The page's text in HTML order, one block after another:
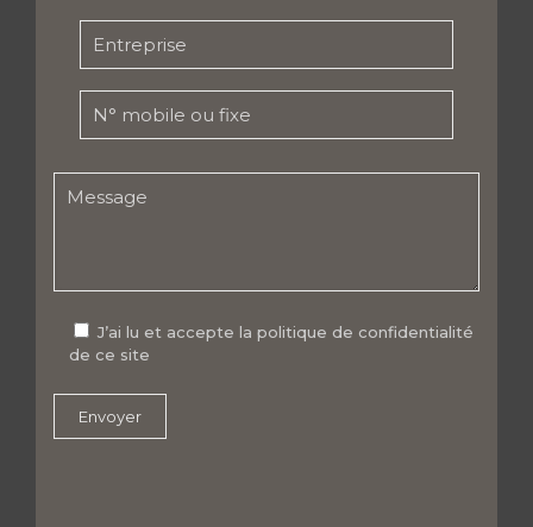
J’ai lu et accepte la politique de confidentialité
de ce site